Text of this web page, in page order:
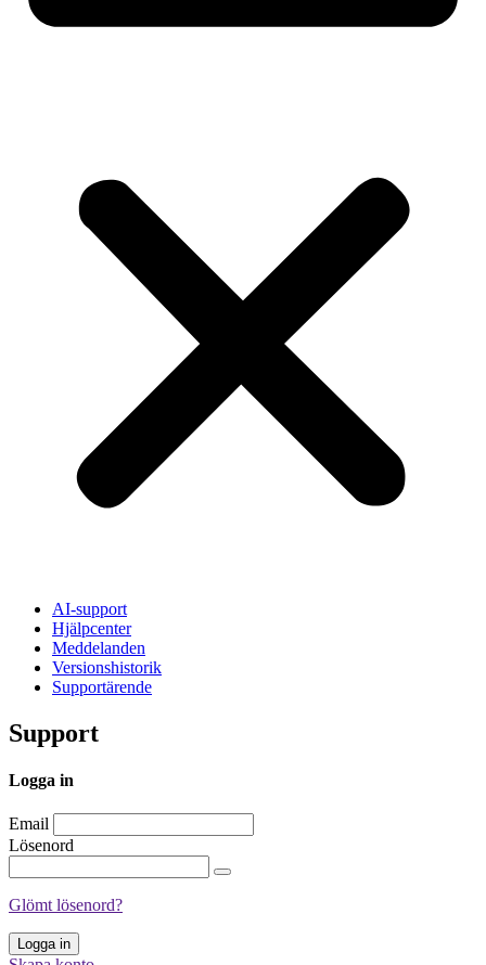
AI-support
Hjälpcenter
Meddelanden
Versionshistorik
Supportärende
Support
Logga in
Email
Lösenord
Glömt lösenord?
Logga in